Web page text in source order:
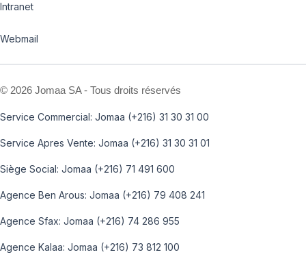
Intranet
Webmail
© 2026 Jomaa SA - Tous droits réservés
Service Commercial: Jomaa (+216) 31 30 31 00
Service Apres Vente: Jomaa (+216) 31 30 31 01
Siège Social: Jomaa (+216) 71 491 600
Agence Ben Arous: Jomaa (+216) 79 408 241
Agence Sfax: Jomaa (+216) 74 286 955
Agence Kalaa: Jomaa (+216) 73 812 100